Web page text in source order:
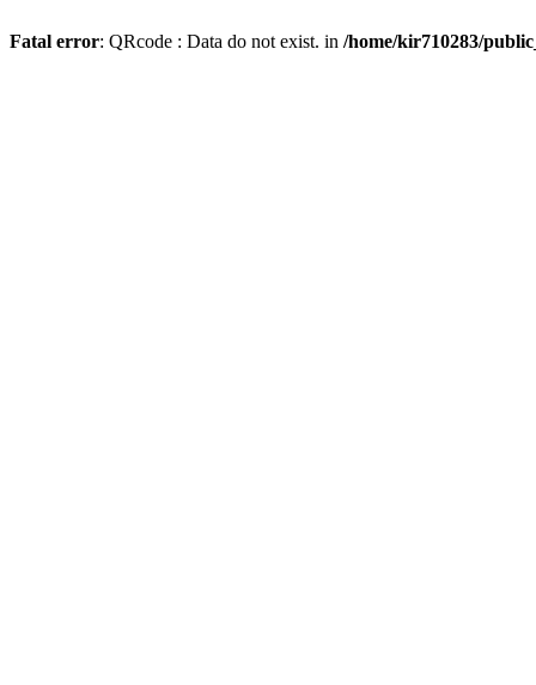
Fatal error: QRcode : Data do not exist. in /home/kir710283/